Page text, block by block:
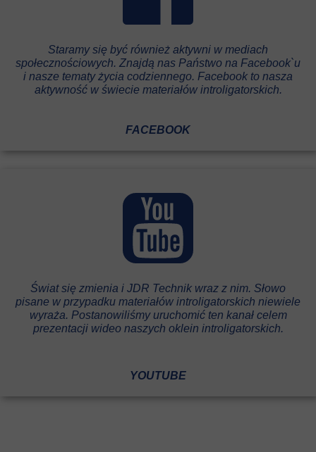
Staramy się być również aktywni w mediach
społecznościowych. Znajdą nas Państwo na Facebook`u
i nasze tematy życia codziennego. Facebook to nasza
aktywność w świecie materiałów introligatorskich.
FACEBOOK
Świat się zmienia i JDR Technik wraz z nim. Słowo
pisane w przypadku materiałów introligatorskich niewiele
wyraża. Postanowiliśmy uruchomić ten kanał celem
prezentacji wideo naszych oklein introligatorskich.
YOUTUBE